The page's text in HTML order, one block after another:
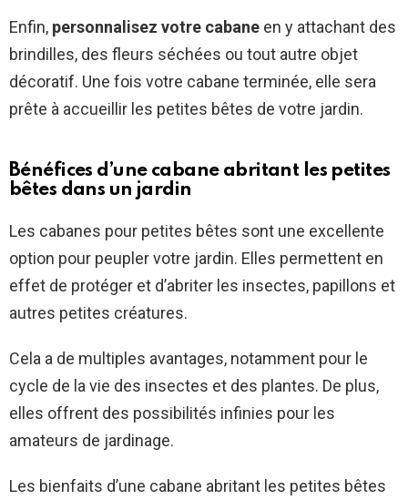
Enfin, personnalisez votre cabane en y attachant des
brindilles, des fleurs séchées ou tout autre objet
décoratif. Une fois votre cabane terminée, elle sera
prête à accueillir les petites bêtes de votre jardin.
Bénéfices d’une cabane abritant les petites
bêtes dans un jardin
Les cabanes pour petites bêtes sont une excellente
option pour peupler votre jardin. Elles permettent en
effet de protéger et d’abriter les insectes, papillons et
autres petites créatures.
Cela a de multiples avantages, notamment pour le
cycle de la vie des insectes et des plantes. De plus,
elles offrent des possibilités infinies pour les
amateurs de jardinage.
Les bienfaits d’une cabane abritant les petites bêtes